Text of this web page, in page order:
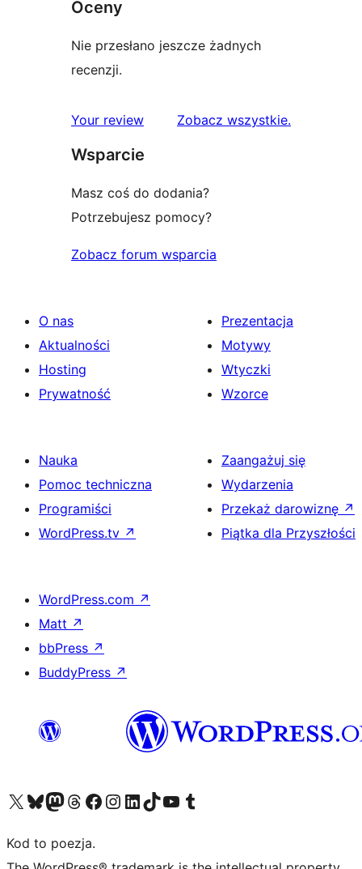
Oceny
Nie przesłano jeszcze żadnych
recenzji.
Your review Zobacz wszystkierecenzje
.
Wsparcie
Masz coś do dodania?
Potrzebujesz pomocy?
Zobacz forum wsparcia
O nas
Aktualności
Hosting
Prywatność
Prezentacja
Motywy
Wtyczki
Wzorce
Nauka
Pomoc techniczna
Programiści
WordPress.tv ↗
Zaangażuj się
Wydarzenia
Przekaż darowiznę ↗
Piątka dla Przyszłości
WordPress.com ↗
Matt ↗
bbPress ↗
BuddyPress ↗
Odwiedź nasze konto X (dawniej Twitter)
Odwiedź nasze konto Bluesky
Odwiedź nasze konto na Mastodoncie
Odwiedź naszego Threadsa
Odwiedź naszego Facebooka
Odwiedź nasze konto na Instagramie
Odwiedź nasze konto na LinkedIn
Odwiedź naszego TikToka
Odwiedź nasz kanał YouTube
Odwiedź naszego Tumblra
Kod to poezja.